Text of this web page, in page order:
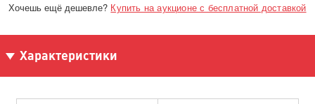
Хочешь ещё дешевле? Купить на аукционе с бесплатной доставкой
Характеристики